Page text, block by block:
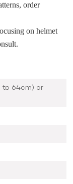
order
on helmet
to 64cm) or